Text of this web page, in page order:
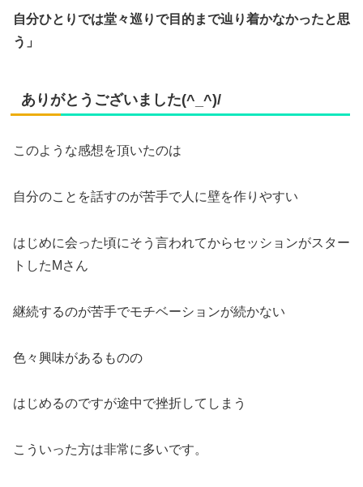
自分ひとりでは堂々巡りで目的まで辿り着かなかったと思
う」
ありがとうございました(^_^)/
このような感想を頂いたのは
自分のことを話すのが苦手で人に壁を作りやすい
はじめに会った頃にそう言われてからセッションがスター
トしたMさん
継続するのが苦手でモチベーションが続かない
色々興味があるものの
はじめるのですが途中で挫折してしまう
こういった方は非常に多いです。